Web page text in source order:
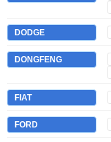
DODGE
DONGFENG
FIAT
FORD